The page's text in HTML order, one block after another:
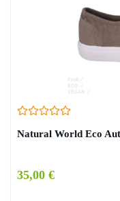
Natural World Eco
35,00 €